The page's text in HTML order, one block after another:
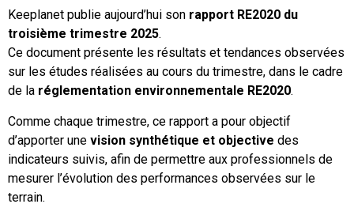
Keeplanet publie aujourd’hui son rapport RE2020 du
troisième trimestre 2025.
Ce document présente les résultats et tendances observées
sur les études réalisées au cours du trimestre, dans le cadre
de la réglementation environnementale RE2020.
Comme chaque trimestre, ce rapport a pour objectif
d’apporter une vision synthétique et objective des
indicateurs suivis, afin de permettre aux professionnels de
mesurer l’évolution des performances observées sur le
terrain.